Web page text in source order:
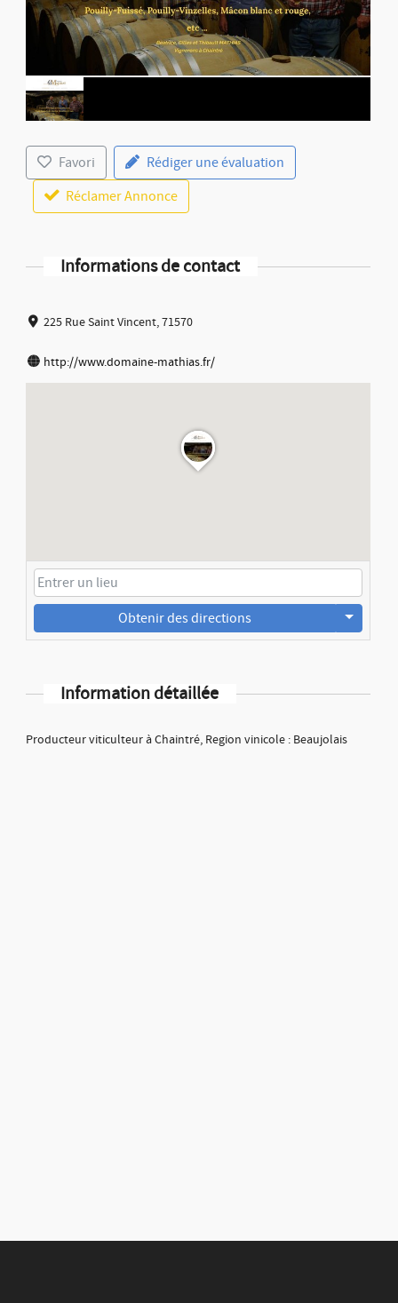
Favori
Rédiger une évaluation
Réclamer Annonce
Informations de contact
225 Rue Saint Vincent, 71570
http://www.domaine-mathias.fr/
Obtenir des directions
Information détaillée
Producteur viticulteur à Chaintré, Region vinicole : Beaujolais